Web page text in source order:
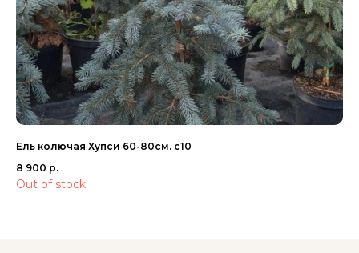
Ель колючая Хупси 60-80см. с10
8 900 р.
Out of stock